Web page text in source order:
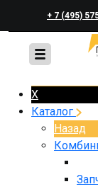
+ 7 (495)
+ 7 (495)
X
Каталог
Назад